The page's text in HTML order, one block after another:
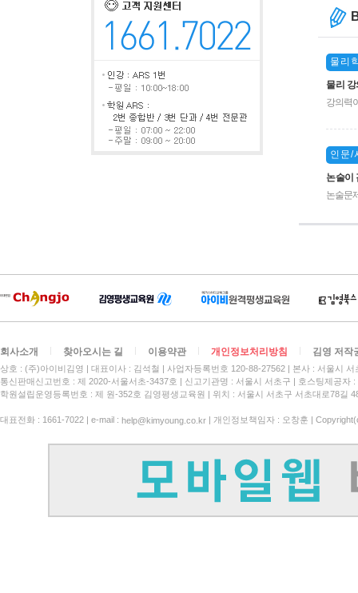
물리
물리
강의력
면 지구
생님이
전혀 다
게 설명
하는데
인문/
논술이
논술문
명확하
회사소개 찾아오시는 길 이용약관 개인정보처리방침 김영 저작
상호 : (주)아이비김영 대표이사 : 김석철 사업자등록번호 120-88-27562
본사 : 서울시
통신판매신고번호 : 제 2020-서울서초-3437호
신고기관명 : 서울시 서초구
호스팅제공자
학원설립운영등록번호 : 제 원-352호 김영평생교육원 | 위치 : 서울시 서초구 서초대로78길
대표전화 : 1661-7022 | e-mail : help@kimyoung.co.kr | 개인정보책임자 : 오창훈 |